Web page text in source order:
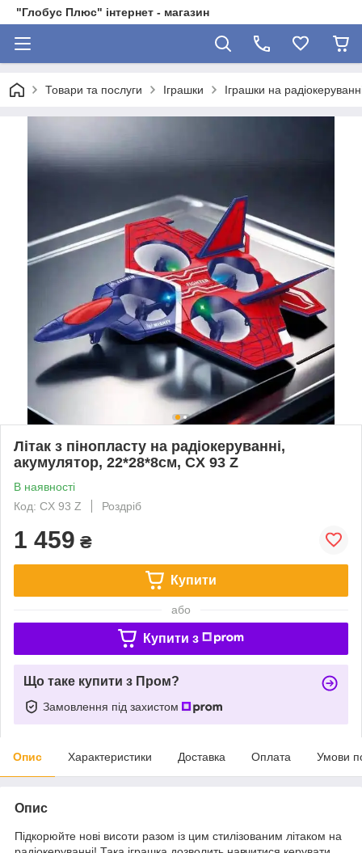
"Глобус Плюс" інтернет - магазин
Товари та послуги Іграшки Іграшки на
Літак з пінопласту на радіокеруванні,
акумулятор, 22*28*8см, CX 93 Z
В наявності
Код: CX 93 Z
Роздріб
1 459 ₴
Купити
або
Купити з
Що таке купити з Пром?
Замовлення під захистом
Опис Характеристики Доставка Оплата Умови
Опис
Підкорюйте нові висоти разом із цим стилізованим літаком на